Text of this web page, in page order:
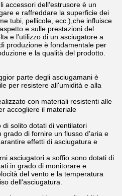
accessori dell'estrusore è un
e raffreddare la superficie dei
tubi, pellicole, ecc.),che influisce
e sulle prestazioni del
e l'utilizzo di un asciugatore a
produzione è fondamentale per
e la qualità del prodotto.
parte degli asciugamani è
per resistere all'umidità e alla
con materiali resistenti alle
accogliere il materiale
solito dotati di ventilatori
grado di fornire un flusso d'aria e
effetti di asciugatura e
asciugatori a soffio sono dotati di
in grado di monitorare e
del vento e la temperatura
dell'asciugatura.